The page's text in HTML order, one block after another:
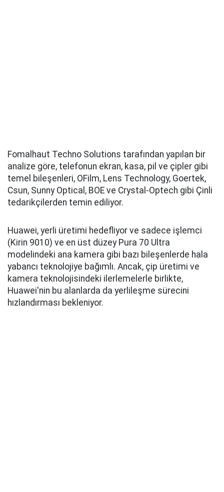
Fomalhaut Techno Solutions tarafından yapılan bir
analize göre, telefonun ekran, kasa, pil ve çipler gibi
temel bileşenleri, OFilm, Lens Technology, Goertek,
Csun, Sunny Optical, BOE ve Crystal-Optech gibi Çinli
tedarikçilerden temin ediliyor.
Huawei, yerli üretimi hedefliyor ve sadece işlemci
(Kirin 9010) ve en üst düzey Pura 70 Ultra
modelindeki ana kamera gibi bazı bileşenlerde hala
yabancı teknolojiye bağımlı. Ancak, çip üretimi ve
kamera teknolojisindeki ilerlemelerle birlikte,
Huawei'nin bu alanlarda da yerlileşme sürecini
hızlandırması bekleniyor.